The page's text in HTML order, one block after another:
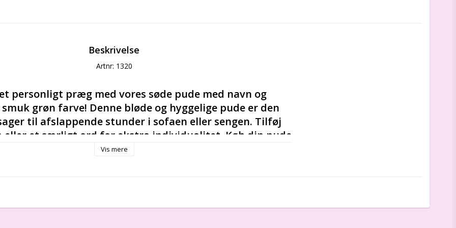
Beskrivelse
Artnr: 1320
personligt præg med vores søde pude med navn og
grøn farve! Denne bløde og hyggelige pude er den
til afslappende stunder i sofaen eller sengen. Tilføj
eller et særligt ord for ekstra individualitet. Køb din pude
pindsvin i dag, og skab et unikt og hyggeligt miljø i dit
får det den til at føles meget mere personlig og unik.
Vis mere